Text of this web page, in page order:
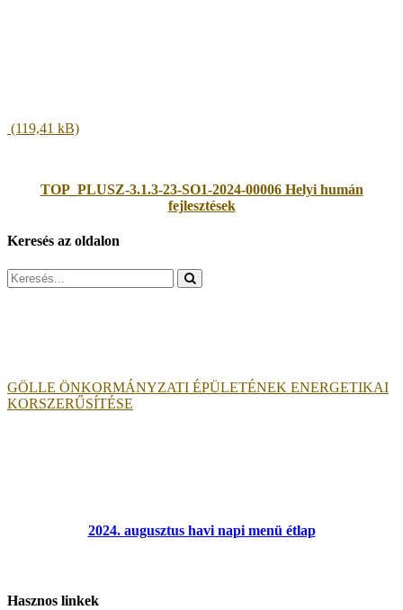
TOP_PLUSZ-3.1.3-23-SO1-2024-00006 Helyi humán
fejlesztések
Keresés az oldalon
Search
for:
GÖLLE ÖNKORMÁNYZATI ÉPÜLETÉNEK ENERGETIKAI
KORSZERŰSÍTÉSE
2024. augusztus havi napi menü étlap
Hasznos linkek